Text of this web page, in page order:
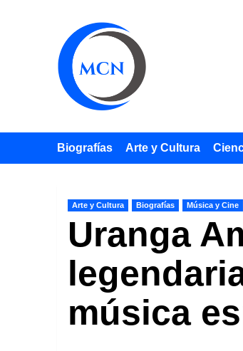
Biografías Arte y Cultura
Arte y Cultura Biografías Música y Cine
Uranga
música